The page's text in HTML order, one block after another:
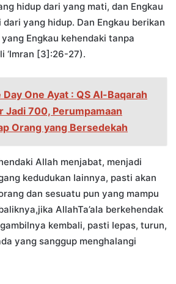
hidup dari yang mati, dan Engkau
yang hidup. Dan Engkau berikan
Engkau kehendaki tanpa
‘Imran [3]:26-27).
Day One Ayat : QS Al-Baqarah
Jadi 700, Perumpamaan
Orang yang Bersedekah
Allah menjabat, menjadi
kedudukan Iainnya, pasti akan
dan sesuatu pun yang mampu
AllahTa’ala berkehendak
kembali, pasti Iepas, turun,
yang sanggup menghalangi